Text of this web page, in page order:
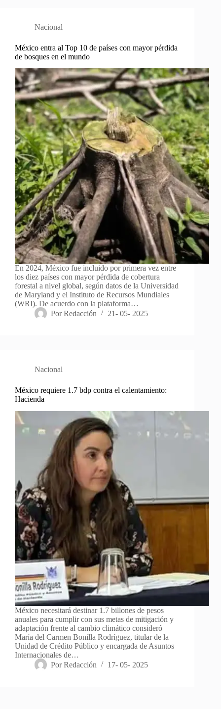
Nacional
México entra al Top 10 de países con mayor pérdida
de bosques en el mundo
En 2024, México fue incluido por primera vez entre
los diez países con mayor pérdida de cobertura
forestal a nivel global, según datos de la Universidad
de Maryland y el Instituto de Recursos Mundiales
(WRI). De acuerdo con la plataforma…
Por Redacción 21- 05- 2025
Nacional
México requiere 1.7 bdp contra el calentamiento:
Hacienda
México necesitará destinar 1.7 billones de pesos
anuales para cumplir con sus metas de mitigación y
adaptación frente al cambio climático consideró
María del Carmen Bonilla Rodríguez, titular de la
Unidad de Crédito Público y encargada de Asuntos
Internacionales de…
Por Redacción 17- 05- 2025